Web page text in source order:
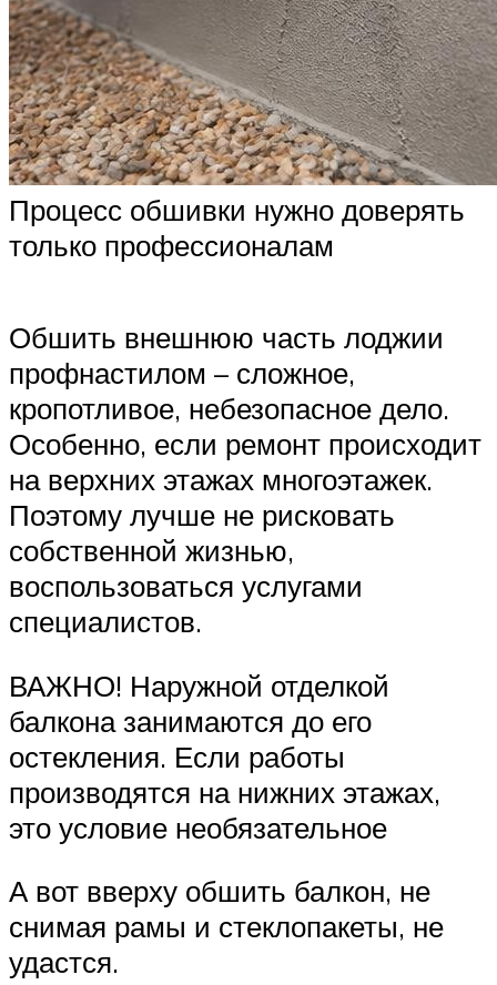
Процесс обшивки нужно доверять
только профессионалам
Обшить внешнюю часть лоджии
профнастилом – сложное,
кропотливое, небезопасное дело.
Особенно, если ремонт происходит
на верхних этажах многоэтажек.
Поэтому лучше не рисковать
собственной жизнью,
воспользоваться услугами
специалистов.
ВАЖНО! Наружной отделкой
балкона занимаются до его
остекления. Если работы
производятся на нижних этажах,
это условие необязательное
А вот вверху обшить балкон, не
снимая рамы и стеклопакеты, не
удастся.